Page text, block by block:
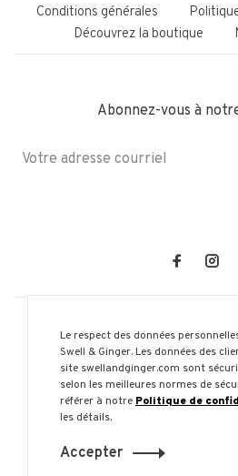
Conditions générales
Découvrez la boutique
Abonnez-vous à
© Copyright 2026
Le respect des données
Swell & Ginger. Les données des
site swellandginger.com sont
selon les meilleures normes de
référer à notre Politique de
les détails.
Accepter